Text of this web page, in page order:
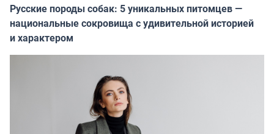
Русские породы собак: 5 уникальных питомцев —
национальные сокровища с удивительной историей
и характером